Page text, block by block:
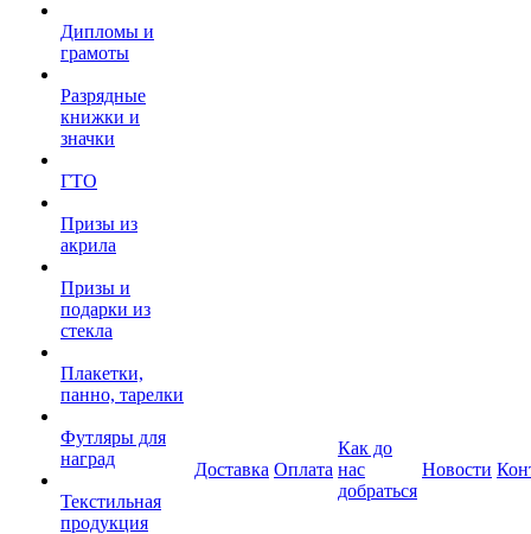
Дипломы и
грамоты
Разрядные
книжки и
значки
ГТО
Призы из
акрила
Призы и
подарки из
стекла
Плакетки,
панно, тарелки
Футляры для
наград
Текстильная
продукция
Доставка Оплата
Как до
нас
добраться
Новости